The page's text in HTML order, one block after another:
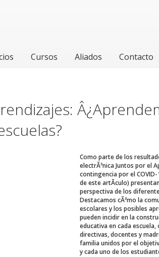
Cursos Aliados Contacto
Como parte de los
electrÃ³nica Juntos por el
contingencia por el
de este artÃ­culo)
perspectiva de los
Destacamos cÃ³mo la
escolares y los posibles
pueden incidir en la
educativa en cada
directivas, docentes y
familia unidos por el
y cada uno de los